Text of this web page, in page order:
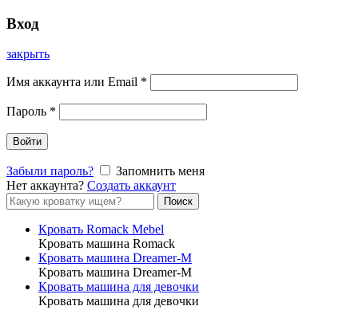
Вход
закрыть
Имя аккаунта или Email *
Пароль *
Войти
Забыли пароль?
Запомнить меня
Нет аккаунта? Создать аккаунт
Форма
поиска
Поиск
Кровать Romack Mebel
Кровать машина Romack
Кровать машина Dreamer-M
Кровать машина Dreamer-M
Кровать машина для девочки
Кровать машина для девочки